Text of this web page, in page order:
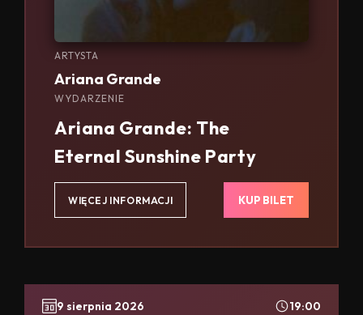
ARTYSTA
Ariana Grande
WYDARZENIE
Ariana Grande: The
Eternal Sunshine Party
WIĘCEJ INFORMACJI KUP BILET
9 sierpnia 2026 19:00